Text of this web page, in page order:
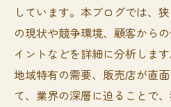
しています。本ブログでは、
の現状や競争環境、顧客から
イントなどを詳細に分析しま
地域特有の需要、販売店が直
て、業界の深層に迫ることで